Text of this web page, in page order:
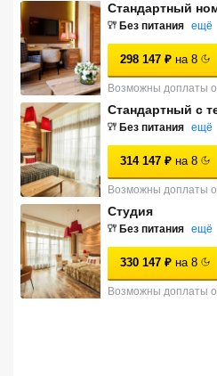
Стандартный
Без питания ещё
298 147 ₽ на 8
Возможны доплаты
Стандартный с
Без питания ещё
314 147 ₽ на 8
Возможны доплаты
Студия
Без питания ещё
330 147 ₽ на 8
Возможны доплаты
Сетевые отели Египта
Сетевые отели ОАЭ
Сетевые отели Таиланда
Сетевые отели Шри Ланки
Сетевые отели Вьетнама
Сетевые отели Мальдив
Сетевые отели Бали